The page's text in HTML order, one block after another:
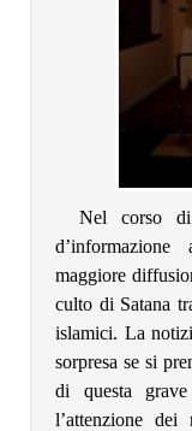
Nel corso
maggiore
culto di Satana
islamici. La
sorpresa se si
di questa
l’attenzione dei